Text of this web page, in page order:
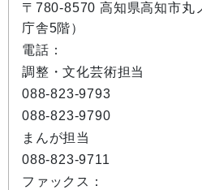
〒780-8570 高知県高知市丸
庁舎5階）
電話：
調整・文化芸術担当
088-823-9793
088-823-9790
まんが担当
088-823-9711
ファックス：